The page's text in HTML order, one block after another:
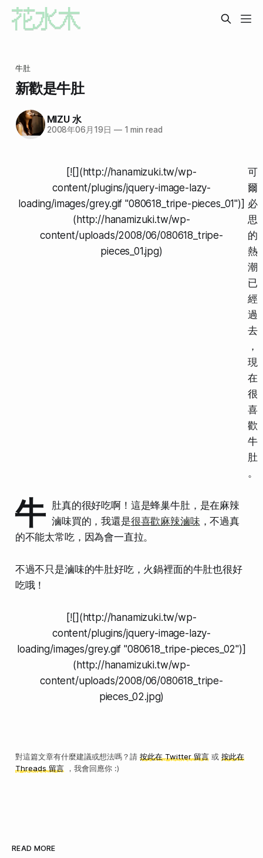
牛肚
新歡是牛肚
MIZU 水
2008年06月19日 —1 min read
[![](http://hanamizuki.tw/wp-
content/plugins/jquery-image-lazy-
loading/images/grey.gif "080618_tripe-pieces_01")]
(http://hanamizuki.tw/wp-
content/uploads/2008/06/080618_tripe-
pieces_01.jpg)
可
爾
必
思
的
熱
潮
已
經
過
去
，
現
在
很
喜
歡
牛
肚
。
牛
肚真的很好吃啊！這是蜂巢牛肚，是在麻辣
滷味買的，我還是很喜歡麻辣滷味 ，不過真
的不能太常吃，因為會一直拉。
不過不只是滷味的牛肚好吃，火鍋裡面的牛肚也很好
吃哦！
[![](http://hanamizuki.tw/wp-
content/plugins/jquery-image-lazy-
loading/images/grey.gif "080618_tripe-pieces_02")]
(http://hanamizuki.tw/wp-
content/uploads/2008/06/080618_tripe-
pieces_02.jpg)
對這篇文章有什麼建議或想法嗎？請 按此在 Twitter 留言或 按此在
Threads 留言，我會回應你 :)
READ MORE